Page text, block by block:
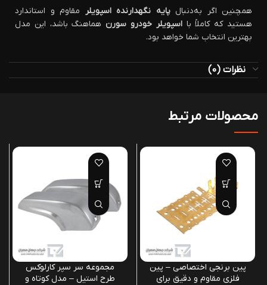
همچنین اگر به‌دنبالپایه نگهدارنده اسپویلر
مقاوم و استاندارد
هستید که کاملاً بااسپویلر خودرو سورن هماهنگ باشد، این مدل
بهترین انتخاب شما خواهد بود.
نظرات (0)
محصولات مرتبط
پین برنجی اختصاصی – پین
فلزی مقاوم و دقیق برای
مجموعه سر سپر کارلوکس
طرح استیل – مدل کوتاه و